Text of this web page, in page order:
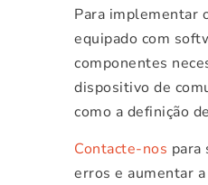
Para implementar
equipado com
componentes
dispositivo de
como a definição
Contacte-nos para
erros e aumentar